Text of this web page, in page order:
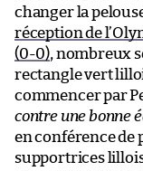
changer la
réception de
(0-0), nombreux
rectangle vert
commencer par
contre une bonne
en conférence de
supportrices